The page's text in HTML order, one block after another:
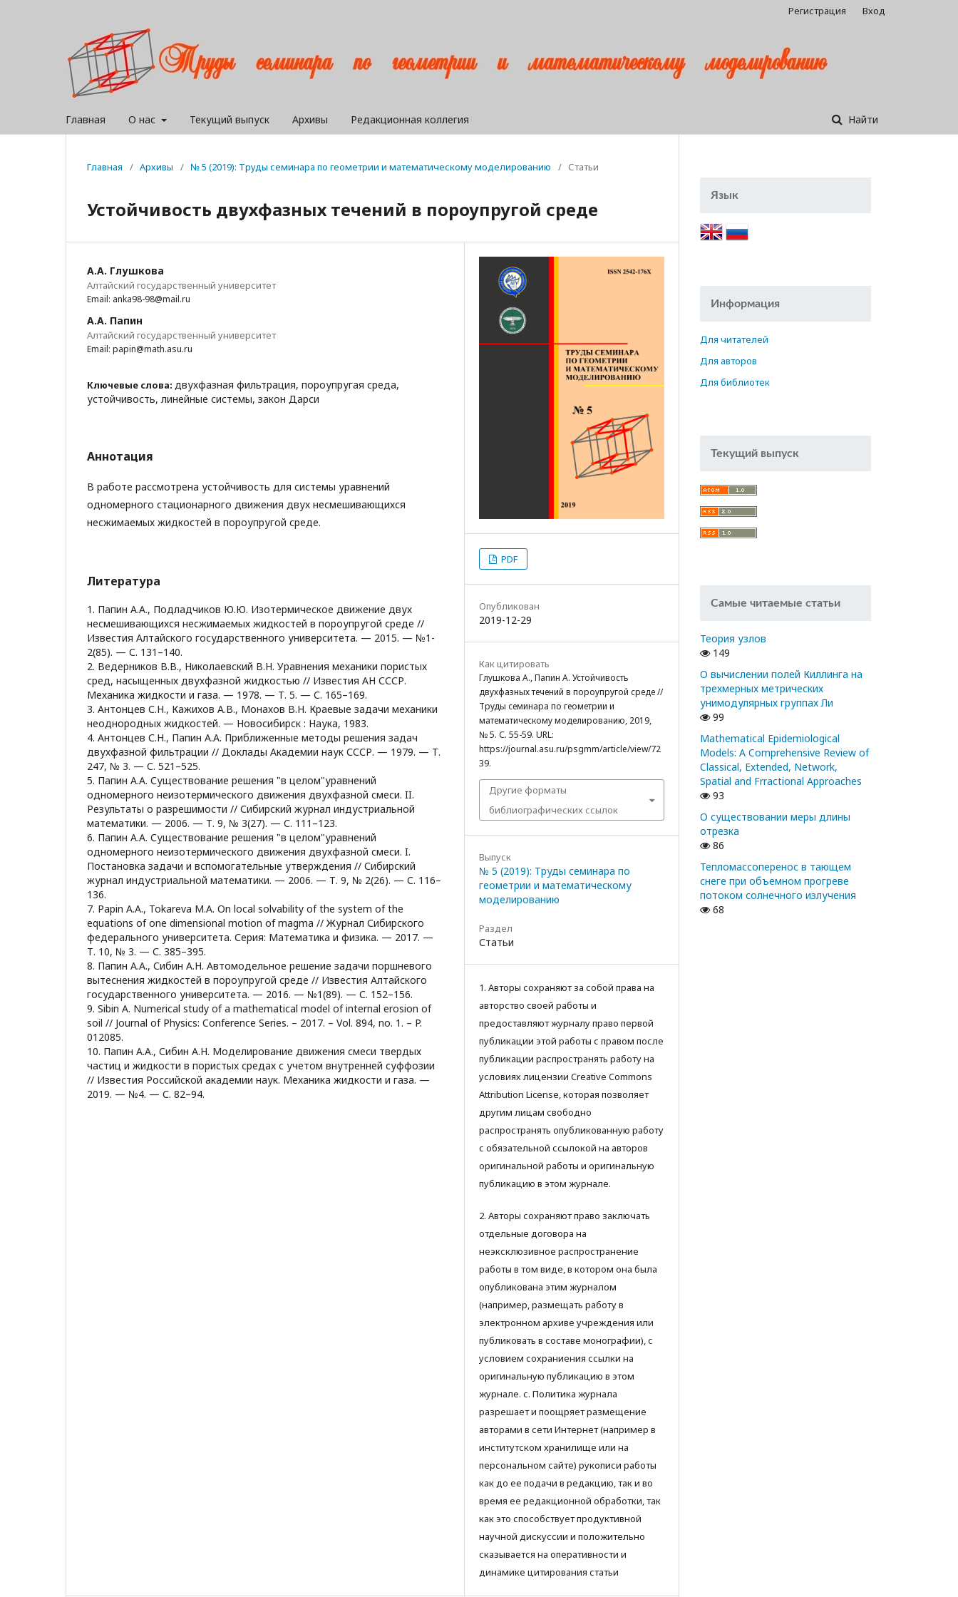
Главная О нас Текущий выпуск Архивы Редакционная коллегия Найти
Регистрация Вход
Главная / Архивы / № 5 (2019): Труды семинара по геометрии и математическому моделированию / Статьи
Устойчивость двухфазных течений в пороупругой среде
А.А. Глушкова
Алтайский государственный университет
Email: anka98-98@mail.ru
А.А. Папин
Алтайский государственный университет
Email: papin@math.asu.ru
Ключевые слова: двухфазная фильтрация, пороупругая среда,
устойчивость, линейные системы, закон Дарси
Аннотация
В работе рассмотрена устойчивость для системы уравнений
одномерного стационарного движения двух несмешивающихся
несжимаемых жидкостей в пороупругой среде.
Литература
1. Папин А.А., Подладчиков Ю.Ю. Изотермическое движение двух
несмешивающихся несжимаемых жидкостей в пороупругой среде //
Известия Алтайского государственного университета. — 2015. — №1-
2(85). — С. 131–140.
2. Ведерников В.В., Николаевский В.Н. Уравнения механики пористых
сред, насыщенных двухфазной жидкостью // Известия АН СССР.
Механика жидкости и газа. — 1978. — Т. 5. — С. 165–169.
3. Антонцев С.Н., Кажихов А.В., Монахов В.Н. Краевые задачи механики
неоднородных жидкостей. — Новосибирск : Наука, 1983.
4. Антонцев С.Н., Папин А.А. Приближенные методы решения задач
двухфазной фильтрации // Доклады Академии наук СССР. — 1979. — Т.
247, № 3. — С. 521–525.
5. Папин А.А. Существование решения "в целом"уравнений
одномерного неизотермического движения двухфазной смеси. II.
Результаты о разрешимости // Сибирский журнал индустриальной
математики. — 2006. — Т. 9, № 3(27). — С. 111–123.
6. Папин А.А. Существование решения "в целом"уравнений
одномерного неизотермического движения двухфазной смеси. I.
Постановка задачи и вспомогательные утверждения // Сибирский
журнал индустриальной математики. — 2006. — Т. 9, № 2(26). — С. 116–
136.
7. Papin A.A., Tokareva M.A. On local solvability of the system of the
equations of one dimensional motion of magma // Журнал Сибирского
федерального университета. Серия: Математика и физика. — 2017. —
Т. 10, № 3. — С. 385–395.
8. Папин А.А., Сибин А.Н. Автомодельное решение задачи поршневого
вытеснения жидкостей в пороупругой среде // Известия Алтайского
государственного университета. — 2016. — №1(89). — С. 152–156.
9. Sibin A. Numerical study of a mathematical model of internal erosion of
soil // Journal of Physics: Conference Series. – 2017. – Vol. 894, no. 1. – P.
012085.
10. Папин А.А., Сибин А.Н. Моделирование движения смеси твердых
частиц и жидкости в пористых средах с учетом внутренней суффозии
// Известия Российской академии наук. Механика жидкости и газа. —
2019. — №4. — С. 82–94.
PDF
Опубликован
2019-12-29
Как цитировать
Глушкова А., Папин А. Устойчивость
двухфазных течений в пороупругой среде //
Труды семинара по геометрии и
математическому моделированию, 2019,
№ 5. С. 55-59. URL:
https://journal.asu.ru/psgmm/article/view/72
39.
Другие форматы
библиографических ссылок
Выпуск
№ 5 (2019): Труды семинара по
геометрии и математическому
моделированию
Раздел
Статьи
1. Авторы сохраняют за собой права на
авторство своей работы и
предоставляют журналу право первой
публикации этой работы с правом после
публикации распространять работу на
условиях лицензии Creative Commons
Attribution License, которая позволяет
другим лицам свободно
распространять опубликованную работу
с обязательной ссылокой на авторов
оригинальной работы и оригинальную
публикацию в этом журнале.
2. Авторы сохраняют право заключать
отдельные договора на
неэксклюзивное распространение
работы в том виде, в котором она была
опубликована этим журналом
(например, размещать работу в
электронном архиве учреждения или
публиковать в составе монографии), с
условием сохраниения ссылки на
оригинальную публикацию в этом
журнале. с. Политика журнала
разрешает и поощряет размещение
авторами в сети Интернет (например в
институтском хранилище или на
персональном сайте) рукописи работы
как до ее подачи в редакцию, так и во
время ее редакционной обработки, так
как это способствует продуктивной
научной дискуссии и положительно
сказывается на оперативности и
динамике цитирования статьи
Язык
Информация
Для читателей
Для авторов
Для библиотек
Текущий выпуск
Самые читаемые статьи
Теория узлов
149
О вычислении полей Киллинга на
трехмерных метрических
унимодулярных группах Ли
99
Mathematical Epidemiological
Models: A Comprehensive Review of
Classical, Extended, Network,
Spatial and Frractional Approaches
93
О существовании меры длины
отрезка
86
Тепломассоперенос в тающем
снеге при объемном прогреве
потоком солнечного излучения
68